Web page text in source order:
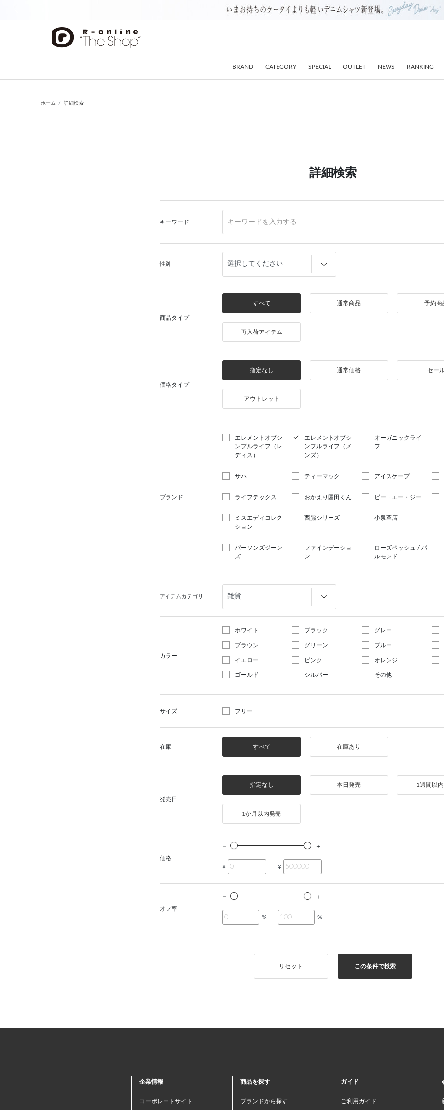
BRAND CATEGORY SPECIAL OUTLET NEWS RANKING
ホーム 詳細検索
詳細検索
キーワード
性別
商品タイプ
すべて 通常商品 予約商
再入荷アイテム
価格タイプ
指定なし 通常価格 セー
アウトレット
ブランド
エレメントオブシ
ンプルライフ（レ
ディス）
エレメントオブシ
ンプルライフ（メ
ンズ）
オーガニックライ
フ
サハ ティーマック アイスケープ
ライフテックス おかえり園田くん ビー・エー・ジー
ミスエディコレク
ション
西脇シリーズ 小泉革店
パーソンズジーン
ズ
ファインデーショ
ン
ローズペッシュ / パ
ルモンド
アイテムカテゴリ
カラー
ホワイト ブラック グレー
ブラウン グリーン ブルー
イエロー ピンク オレンジ
ゴールド シルバー その他
サイズ フリー
在庫 すべて 在庫あり
発売日
指定なし 本日発売 1週間以
1か月以内発売
価格
¥
¥
オフ率
%
%
この条件で検索
リセット
企業情報
コーポレートサイト
商品を探す
ブランドから探す
ガイド
ご利用ガイド